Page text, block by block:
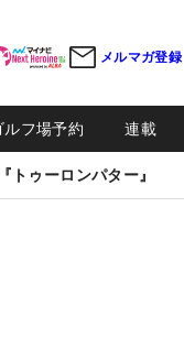
メルマガ登録
ルフ場予約 連載
ゥーロンパター』